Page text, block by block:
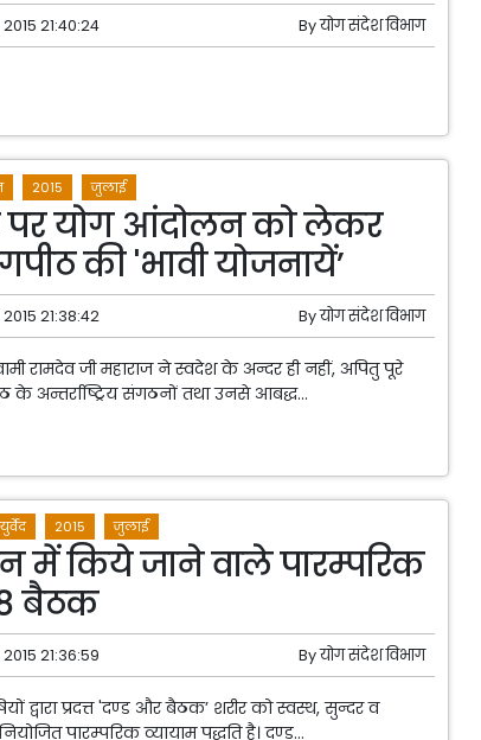
2015 21:40:24 Byयोग संदेश विभाग
2015 जुलाई
पर योग आंदोलन को लेकर
की 'भावी योजनायें’
2015 21:38:42 Byयोग संदेश विभाग
रामदेव जी महाराज ने स्वदेश के अन्दर ही नहीं, अपितु पूरे
के अन्तर्राष्ट्रिय संगठनों तथा उनसे आबद्ध...
2015 जुलाई
में किये जाने वाले पारम्परिक
बैठक
2015 21:36:59 Byयोग संदेश विभाग
द्वारा प्रदत्त 'दण्ड और बैठक’ शरीर को स्वस्थ, सुन्दर व
पारम्परिक व्यायाम पद्धति है। दण्ड...